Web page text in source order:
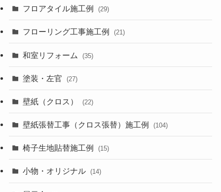
フロアタイル施工例 (29)
フローリング工事施工例 (21)
和室リフォーム (35)
塗装・左官 (27)
壁紙（クロス） (22)
壁紙張替工事（クロス張替）施工例 (104)
椅子生地貼替施工例 (15)
小物・オリジナル (14)